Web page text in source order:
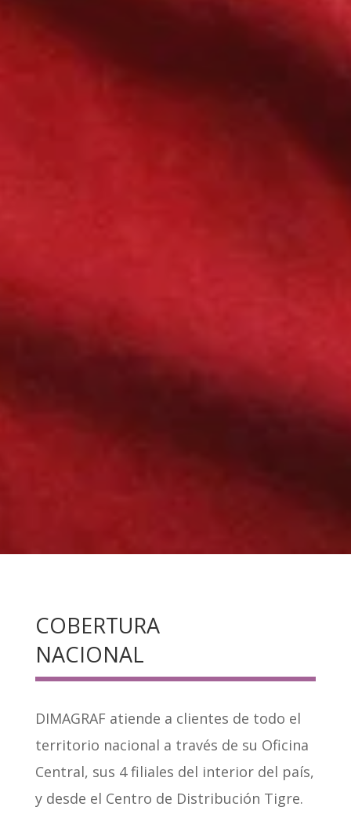
COBERTURA
NACIONAL
DIMAGRAF atiende a clientes de todo el
territorio nacional a través de su Oficina
Central, sus 4 filiales del interior del país,
y desde el Centro de Distribución Tigre.